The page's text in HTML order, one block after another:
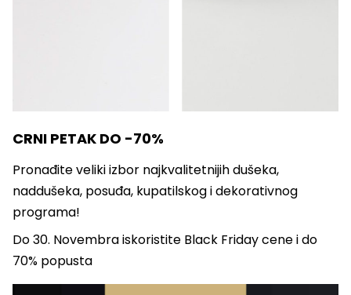
CRNI PETAK DO -70%
Pronađite veliki izbor najkvalitetnijih dušeka,
naddušeka, posuđa, kupatilskog i dekorativnog
programa!
Do 30. Novembra iskoristite Black Friday cene i do
70% popusta